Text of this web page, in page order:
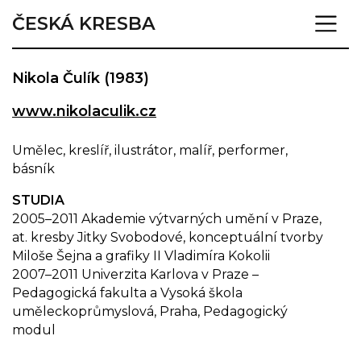
ČESKÁ KRESBA
Nikola Čulík (1983)
www.nikolaculik.cz
Umělec, kreslíř, ilustrátor, malíř, performer,
básník
STUDIA
2005–2011 Akademie výtvarných umění v Praze,
at. kresby Jitky Svobodové, konceptuální tvorby
Miloše Šejna a grafiky II Vladimíra Kokolii
2007–2011 Univerzita Karlova v Praze –
Pedagogická fakulta a Vysoká škola
uměleckoprůmyslová, Praha, Pedagogický
modul